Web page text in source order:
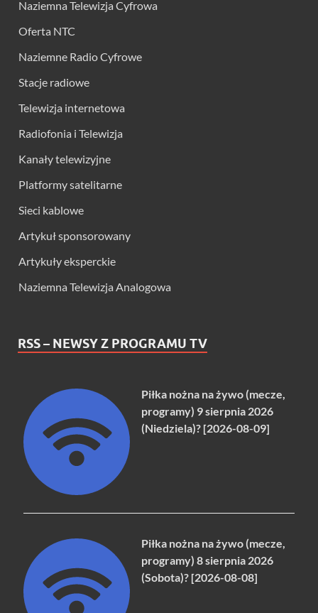
Naziemna Telewizja Cyfrowa
Oferta NTC
Naziemne Radio Cyfrowe
Stacje radiowe
Telewizja internetowa
Radiofonia i Telewizja
Kanały telewizyjne
Platformy satelitarne
Sieci kablowe
Artykuł sponsorowany
Artykuły eksperckie
Naziemna Telewizja Analogowa
RSS – NEWSY Z PROGRAMU TV
Piłka nożna na żywo (mecze,
programy) 9 sierpnia 2026
(Niedziela)? [2026-08-09]
Piłka nożna na żywo (mecze,
programy) 8 sierpnia 2026
(Sobota)? [2026-08-08]